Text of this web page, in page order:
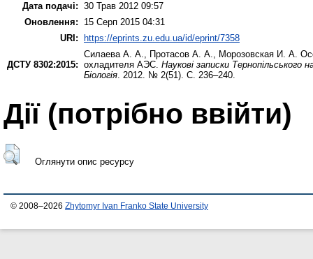
Дата подачі: 30 Трав 2012 09:57
Оновлення:
15 Серп 2015 04:31
URI:
https://eprints.zu.edu.ua/id/eprint/7358
ДСТУ 8302:2015:
Силаева А. А., Протасов А. А., Морозовская И. А.
охладителя АЭС. Наукові записки Тернопільського
Біологія. 2012. № 2(51). С. 236–240.
Дії ​​(потрібно ввійти)
Оглянути опис ресурсу
© 2008–2026 Zhytomyr Ivan Franko State University